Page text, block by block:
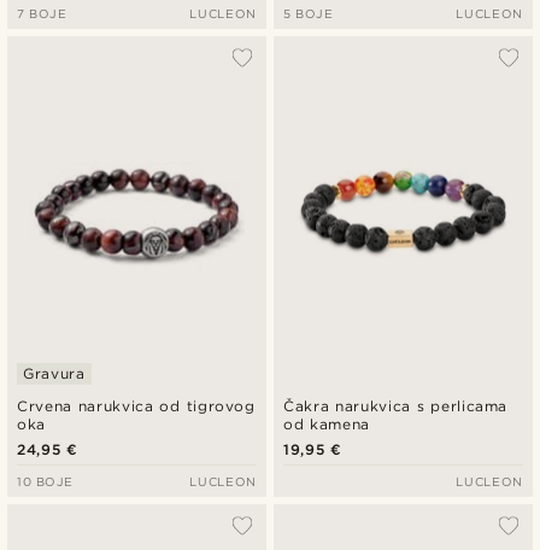
7 BOJE LUCLEON 5 BOJE LUCLEON
Crvena narukvica od tigrovog
oka
Gravura
24,95 €
10 BOJE LUCLEON
Čakra narukvica s perlicama
od kamena
19,95 €
LUCLEON